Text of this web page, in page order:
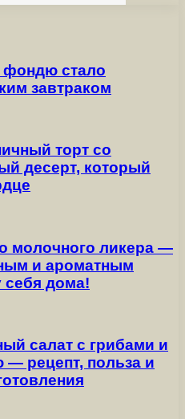
фондю стало
завтраком
торт со
десерт, который
молочного ликера —
и ароматным
себя дома!
салат с грибами и
рецепт, польза и